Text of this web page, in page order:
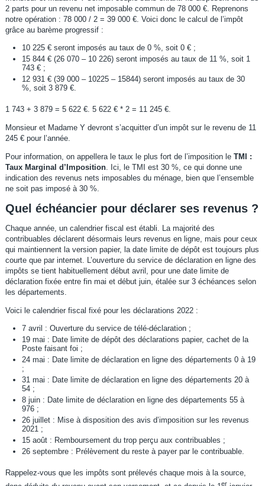
2 parts pour un revenu net imposable commun de 78 000 €. Reprenons
notre opération : 78 000 / 2 = 39 000 €. Voici donc le calcul de l’impôt
grâce au barème progressif :
10 225 € seront imposés au taux de 0 %, soit 0 € ;
15 844 € (26 070 – 10 226) seront imposés au taux de 11 %, soit 1
743 € ;
12 931 € (39 000 – 10225 – 15844) seront imposés au taux de 30
%, soit 3 879 €.
1 743 + 3 879 = 5 622 €. 5 622 € * 2 = 11 245 €.
Monsieur et Madame Y devront s’acquitter d’un impôt sur le revenu de 11
245 € pour l’année.
Pour information, on appellera le taux le plus fort de l’imposition le TMI :
Taux Marginal d’Imposition. Ici, le TMI est 30 %, ce qui donne une
indication des revenus nets imposables du ménage, bien que l’ensemble
ne soit pas imposé à 30 %.
Quel échéancier pour déclarer ses revenus ?
Chaque année, un calendrier fiscal est établi. La majorité des
contribuables déclarent désormais leurs revenus en ligne, mais pour ceux
qui maintiennent la version papier, la date limite de dépôt est toujours plus
courte que par internet. L’ouverture du service de déclaration en ligne des
impôts se tient habituellement début avril, pour une date limite de
déclaration fixée entre fin mai et début juin, étalée sur 3 échéances selon
les départements.
Voici le calendrier fiscal fixé pour les déclarations 2022 :
7 avril : Ouverture du service de télé-déclaration ;
19 mai : Date limite de dépôt des déclarations papier, cachet de la
Poste faisant foi ;
24 mai : Date limite de déclaration en ligne des départements 0 à 19
;
31 mai : Date limite de déclaration en ligne des départements 20 à
54 ;
8 juin : Date limite de déclaration en ligne des départements 55 à
976 ;
26 juillet : Mise à disposition des avis d’imposition sur les revenus
2021 ;
15 août : Remboursement du trop perçu aux contribuables ;
26 septembre : Prélèvement du reste à payer par le contribuable.
Rappelez-vous que les impôts sont prélevés chaque mois à la source,
er